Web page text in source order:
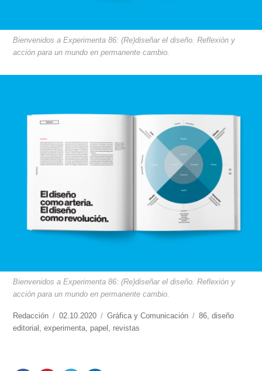
Bienvenidos a Experimenta 86: (Re)diseñar el diseño. Reflexión y
acción para un mundo en permanente cambio.
Bienvenidos a Experimenta 86: (Re)diseñar el diseño. Reflexión y
acción para un mundo en permanente cambio.
https://www.experimenta.es/author/redaccion/
Redacción
Publicado
el
02.10.2020 Categorías
Gráfica y Comunicación Etiquetas
86 ,diseño
editorial ,experimenta papel revistas